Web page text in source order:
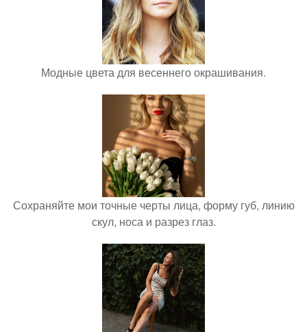
Модные цвета для весеннего окрашивания.
Сохраняйте мои точные черты лица, форму губ, линию
скул, носа и разрез глаз.